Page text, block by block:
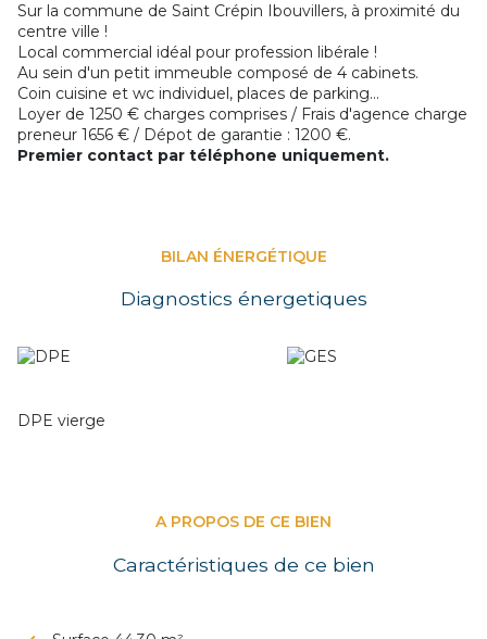
Sur la commune de Saint Crépin Ibouvillers, à proximité du
centre ville !
Local commercial idéal pour profession libérale !
Au sein d'un petit immeuble composé de 4 cabinets.
Coin cuisine et wc individuel, places de parking...
Loyer de 1250 € charges comprises / Frais d'agence charge
preneur 1656 € / Dépot de garantie : 1200 €.
Premier contact par téléphone uniquement.
BILAN ÉNERGÉTIQUE
Diagnostics énergetiques
DPE vierge
A PROPOS DE CE BIEN
Caractéristiques de ce bien